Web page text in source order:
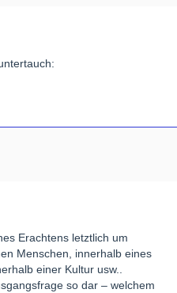
Erachtens letztlich um
Menschen, innerhalb eines
einer Kultur usw..
so dar – welchem